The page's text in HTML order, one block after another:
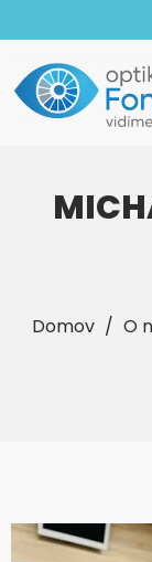
Domov / O